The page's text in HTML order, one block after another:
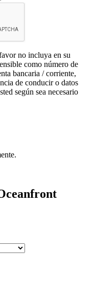
no incluya en su
como número de
bancaria / corriente,
de conducir o datos
según sea necesario